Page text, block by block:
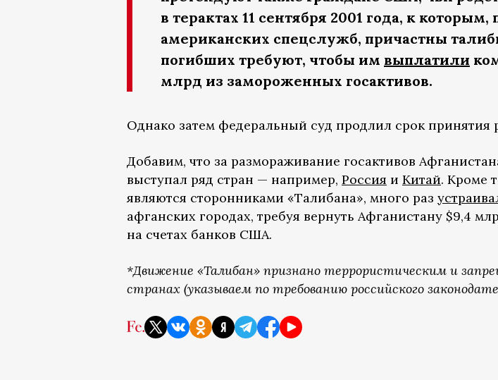
в терактах 11 сентября 2001 года, к
американских спецслужб, причастны
погибших требуют, чтобы им выплатили
млрд из замороженных госактивов.
Однако затем федеральный суд продлил срок принятия
Добавим, что за размораживание госактивов
выступал ряд стран — например, Россия и Китай. Кроме
являются сторонниками «Талибана», много раз
афганских городах, требуя вернуть Афганистану $9,4
на счетах банков США.
*Движение «Талибан» признано террористическим и
странах (указываем по требованию российского